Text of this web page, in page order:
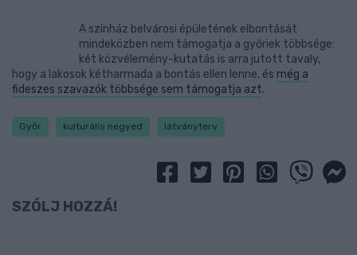
A színház belvárosi épületének elbontását
mindeközben nem támogatja a győriek többsége:
két közvélemény-kutatás is arra jutott tavaly,
hogy a lakosok kétharmada a bontás ellen lenne, és még a
fideszes szavazók többsége sem támogatja azt.
Győr kulturális negyed látványterv
SZÓLJ HOZZÁ!